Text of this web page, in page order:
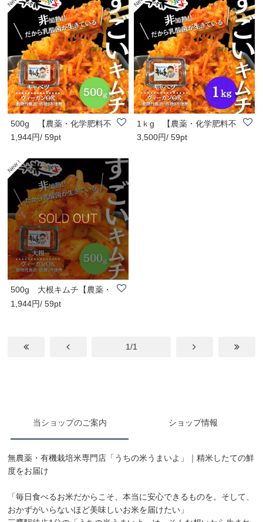
500g 【農薬・化学肥料不
使用キャベツ・..
1,944円/ 59pt
1ｋg 【農薬・化学肥料不
使用キャベツ・..
3,500円/ 59pt
500g 大根キムチ【農薬・
化学肥料不使用..
1,944円/ 59pt
1/1
当ショップのご案内 ショップ情報
無農薬・有機栽培米専門店「うちの米うまいよ」｜精米したての鮮
度をお届け
「毎日食べるお米だからこそ、本当に安心できるものを。そして、
おかずがいらないほど美味しいお米を届けたい」